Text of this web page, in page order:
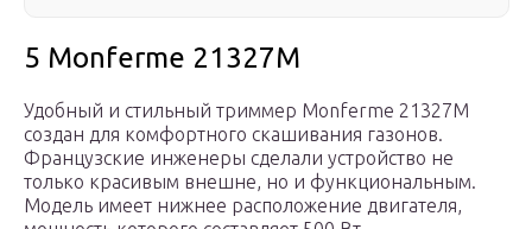
5 Monferme 21327M
Удобный и стильный триммер Monferme 21327M
создан для комфортного скашивания газонов.
Французские инженеры сделали устройство не
только красивым внешне, но и функциональным.
Модель имеет нижнее расположение двигателя,